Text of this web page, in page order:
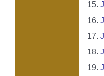
15.
16.
17.
18.
19.